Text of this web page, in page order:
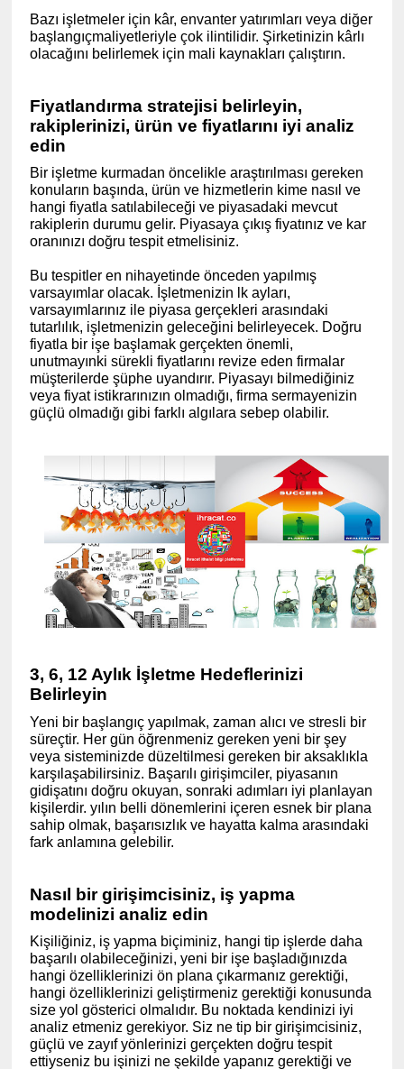
Bazı işletmeler için kâr, envanter yatırımları veya diğer
başlangıç ​​maliyetleriyle çok ilintilidir. Şirketinizin kârlı
olacağını belirlemek için mali kaynakları çalıştırın.
Fiyatlandırma stratejisi belirleyin,
rakiplerinizi, ürün ve fiyatlarını iyi analiz
edin
Bir işletme kurmadan öncelikle araştırılması gereken
konuların başında, ürün ve hizmetlerin kime nasıl ve
hangi fiyatla satılabileceği ve piyasadaki mevcut
rakiplerin durumu gelir. Piyasaya çıkış fiyatınız ve kar
oranınızı doğru tespit etmelisiniz.
Bu tespitler en nihayetinde önceden yapılmış
varsayımlar olacak. İşletmenizin lk ayları,
varsayımlarınız ile piyasa gerçekleri arasındaki
tutarlılık, işletmenizin geleceğini belirleyecek. Doğru
fiyatla bir işe başlamak gerçekten önemli,
unutmayınki sürekli fiyatlarını revize eden firmalar
müşterilerde şüphe uyandırır. Piyasayı bilmediğiniz
veya fiyat istikrarınızın olmadığı, firma sermayenizin
güçlü olmadığı gibi farklı algılara sebep olabilir.
3, 6, 12 Aylık İşletme Hedeflerinizi
Belirleyin
Yeni bir başlangıç ​​yapılmak, zaman alıcı ve stresli bir
süreçtir. Her gün öğrenmeniz gereken yeni bir şey
veya sisteminizde düzeltilmesi gereken bir aksaklıkla
karşılaşabilirsiniz. Başarılı girişimciler, piyasanın
gidişatını doğru okuyan, sonraki adımları iyi planlayan
kişilerdir. yılın belli dönemlerini içeren esnek bir plana
sahip olmak, başarısızlık ve hayatta kalma arasındaki
fark anlamına gelebilir.
Nasıl bir girişimcisiniz, iş yapma
modelinizi analiz edin
Kişiliğiniz, iş yapma biçiminiz, hangi tip işlerde daha
başarılı olabileceğinizi, yeni bir işe başladığınızda
hangi özelliklerinizi ön plana çıkarmanız gerektiği,
hangi özelliklerinizi geliştirmeniz gerektiği konusunda
size yol gösterici olmalıdır. Bu noktada kendinizi iyi
analiz etmeniz gerekiyor. Siz ne tip bir girişimcisiniz,
güçlü ve zayıf yönlerinizi gerçekten doğru tespit
ettiyseniz bu işinizi ne şekilde yapanız gerektiği ve